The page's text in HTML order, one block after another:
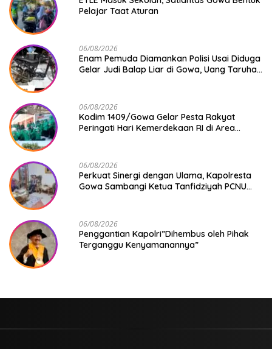
Pelajar Taat Aturan
06/08/2026
Enam Pemuda Diamankan Polisi Usai Diduga
Gelar Judi Balap Liar di Gowa, Uang Taruhan
06/08/2026
Kodim 1409/Gowa Gelar Pesta Rakyat
Peringati Hari Kemerdekaan RI di Area
06/08/2026
Perkuat Sinergi dengan Ulama, Kapolresta
Gowa Sambangi Ketua Tanfidziyah PCNU
06/08/2026
Penggantian Kapolri”Dihembus oleh Pihak
Terganggu Kenyamanannya”